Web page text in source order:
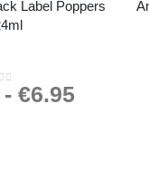
Label Poppers
of 5
€6.95